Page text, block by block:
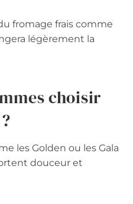
fromage frais comme
légèrement la
choisir
les Golden ou les Gala
douceur et